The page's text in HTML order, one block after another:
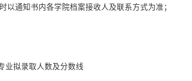
通知书内各学院档案接收人及联系方式为准；
业拟录取人数及分数线